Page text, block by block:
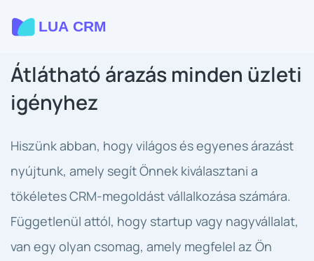
Átlátható árazás minden üzleti
igényhez
Hiszünk abban, hogy világos és egyenes árazást
nyújtunk, amely segít Önnek kiválasztani a
tökéletes CRM-megoldást vállalkozása számára.
Függetlenül attól, hogy startup vagy nagyvállalat,
van egy olyan csomag, amely megfelel az Ön